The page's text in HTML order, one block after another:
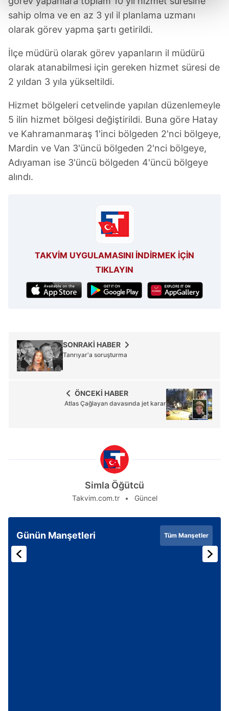
Her halükârda, kullanıcılar, bu çerezlere izin vermedikleri
takdirde, kullanıcılara hedefli reklamlar
gösterilmeyecektir."
Sizlere daha iyi bir hizmet sunabilmek için İnternet
Sitemizde kendimize ve üçüncü kişilere ait çerezler
verileriniz işlenmekte olup gerekli olan çerezler bilgi
toplumu hizmetlerinin sunulması amacıyla
kullanılmaktadır. Diğer çerezler, sitemizin daha işlevsel
kılınması ve kişiselleştirilmesi ve sizlere yönelik
reklam/pazarlama faaliyetlerinin yapılması, amaçlarıyla
sınırlı olarak açık rızanız dahilinde kullanılacaktır.
için Ayarlar butonuna tıklayabilir,
ziyaret edebilirsiniz.
6698 sayılı Kişisel Verilerin Korunması Kanunu uyarınca
hazırlanmış Aydınlatma Metnimizi okumak ve sitemizde
ilgili mevzuata uygun olarak kullanılan çerezlerle ilgili bilgi
almak için lütfentıklayınız.
sahip olma ve en az 3 yıl il planlama uzmanı
olarak görev yapma şartı getirildi.
İlçe müdürü olarak görev yapanların il müdürü
olarak atanabilmesi için gereken hizmet süresi de
2 yıldan 3 yıla yükseltildi.
Hizmet bölgeleri cetvelinde yapılan düzenlemeyle
5 ilin hizmet bölgesi değiştirildi. Buna göre Hatay
ve Kahramanmaraş 1'inci bölgeden 2'nci bölgeye,
Mardin ve Van 3'üncü bölgeden 2'nci bölgeye,
Adıyaman ise 3'üncü bölgeden 4'üncü bölgeye
alındı.
TAKVİM UYGULAMASINI İNDİRMEK İÇİN
TIKLAYIN
SONRAKİ HABER
Tanrıyar'a soruşturma
ÖNCEKİ HABER
Atlas Çağlayan davasında jet karar
Simla Öğütcü
Takvim.com.tr Güncel
Günün Manşetleri Tüm Manşetler